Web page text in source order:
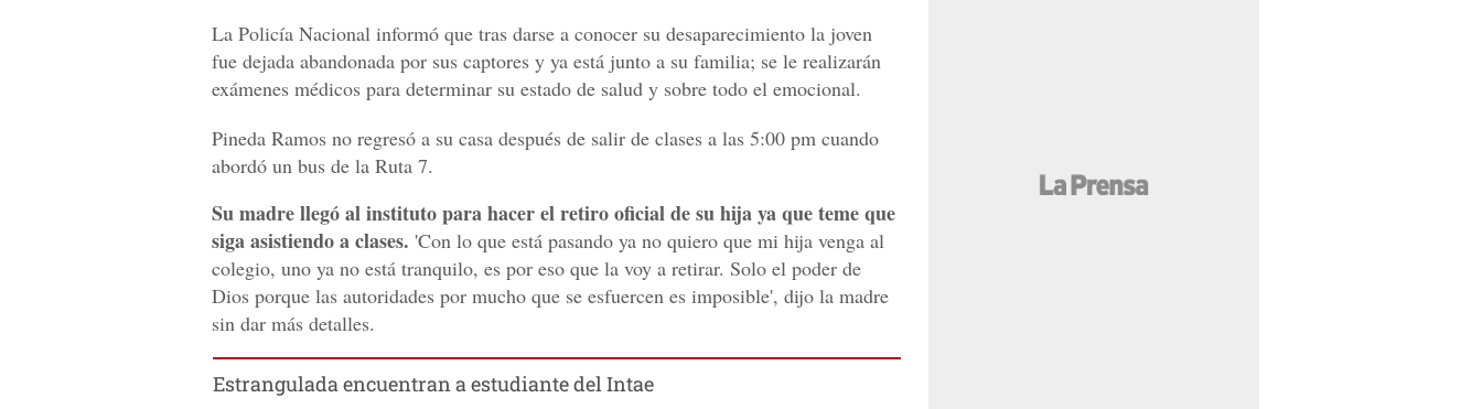
La Policía Nacional informó que tras darse a conocer su desaparecimiento la joven
fue dejada abandonada por sus captores y ya está junto a su familia; se le realizarán
exámenes médicos para determinar su estado de salud y sobre todo el emocional.
Pineda Ramos no regresó a su casa después de salir de clases a las 5:00 pm cuando
abordó un bus de la Ruta 7.
Su madre llegó al instituto para hacer el retiro oficial de su hija ya que teme que
siga asistiendo a clases. 'Con lo que está pasando ya no quiero que mi hija venga al
colegio, uno ya no está tranquilo, es por eso que la voy a retirar. Solo el poder de
Dios porque las autoridades por mucho que se esfuercen es imposible', dijo la madre
sin dar más detalles.
Estrangulada encuentran a estudiante del Intae